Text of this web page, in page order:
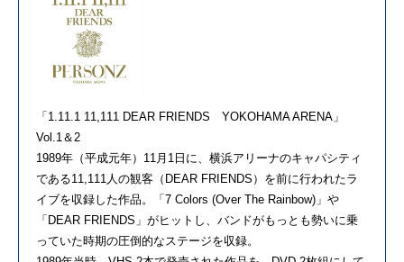
「1.11.1 11,111 DEAR FRIENDS YOKOHAMA ARENA」
Vol.1＆2
1989年（平成元年）11月1日に、横浜アリーナのキャパシティ
である11,111人の観客（DEAR FRIENDS）を前に行われたラ
イブを収録した作品。「7 Colors (Over The Rainbow)」や
「DEAR FRIENDS」がヒットし、バンドがもっとも勢いに乗
っていた時期の圧倒的なステージを収録。